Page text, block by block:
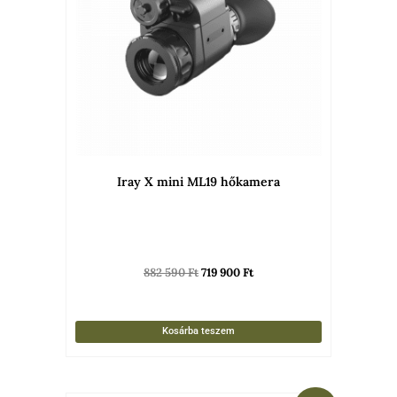
Iray X mini ML19 hőkamera
882 590Ft719 900Ft
Kosárba teszem